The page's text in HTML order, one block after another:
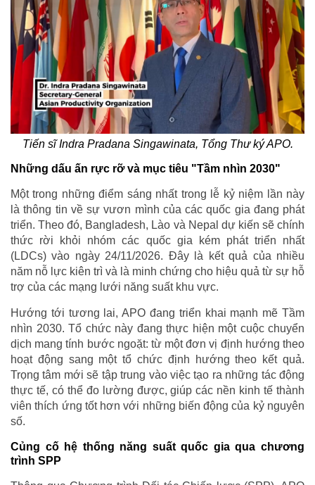
Tiến sĩ Indra Pradana Singawinata, Tổng Thư ký APO.
Những dấu ấn rực rỡ và mục tiêu "Tầm nhìn 2030"
Một trong những điểm sáng nhất trong lễ kỷ niệm lần này
là thông tin về sự vươn mình của các quốc gia đang phát
triển. Theo đó, Bangladesh, Lào và Nepal dự kiến sẽ chính
thức rời khỏi nhóm các quốc gia kém phát triển nhất
(LDCs) vào ngày 24/11/2026. Đây là kết quả của nhiều
năm nỗ lực kiên trì và là minh chứng cho hiệu quả từ sự hỗ
trợ của các mạng lưới năng suất khu vực.
Hướng tới tương lai, APO đang triển khai mạnh mẽ Tầm
nhìn 2030. Tổ chức này đang thực hiện một cuộc chuyển
dịch mang tính bước ngoặt: từ một đơn vị định hướng theo
hoạt động sang một tổ chức định hướng theo kết quả.
Trọng tâm mới sẽ tập trung vào việc tạo ra những tác động
thực tế, có thể đo lường được, giúp các nền kinh tế thành
viên thích ứng tốt hơn với những biến động của kỷ nguyên
số.
Củng cố hệ thống năng suất quốc gia qua chương
trình SPP